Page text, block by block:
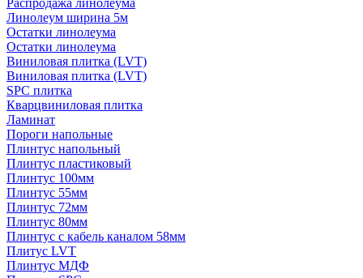
Распродажа линолеума
Линолеум ширина 5м
Остатки линолеума
Остатки линолеума
Виниловая плитка (LVT)
Виниловая плитка (LVT)
SPC плитка
Кварцвиниловая плитка
Ламинат
Пороги напольные
Плинтус напольный
Плинтус пластиковый
Плинтус 100мм
Плинтус 55мм
Плинтус 72мм
Плинтус 80мм
Плинтус с кабель каналом 58мм
Плитус LVT
Плинтус МДФ